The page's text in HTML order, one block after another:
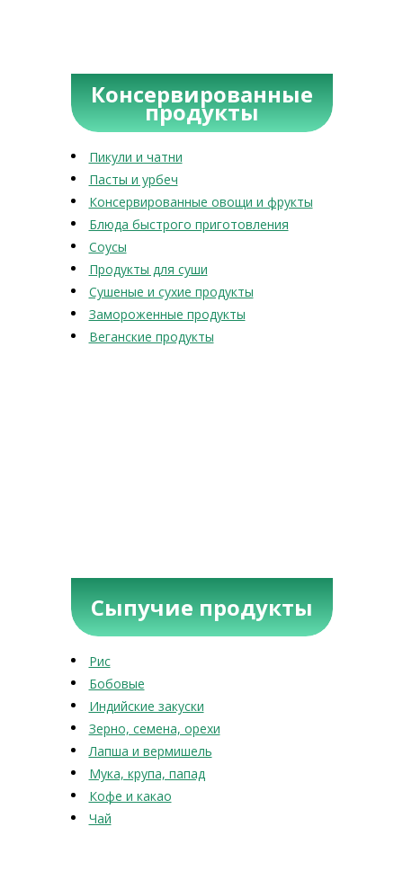
Консервированные
продукты
Пикули и чатни
Пасты и урбеч
Консервированные овощи и фрукты
Блюда быстрого приготовления
Соусы
Продукты для суши
Сушеные и сухие продукты
Замороженные продукты
Веганские продукты
Сыпучие продукты
Рис
Бобовые
Индийские закуски
Зерно, семена, орехи
Лапша и вермишель
Мука, крупа, папад
Кофе и какао
Чай